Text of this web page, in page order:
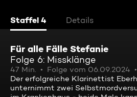
Staffel 4 Details
Für alle Fälle Stefanie
Folge 6: Missklänge
47 Min. Folge vom 06.09.2024
Der erfolgreiche Klarinettist
unternimmt zwei